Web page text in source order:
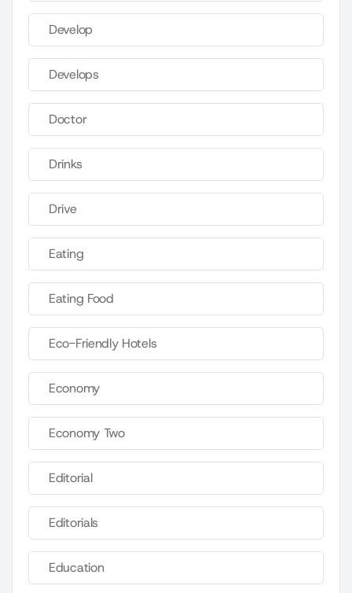
Develop
Develops
Doctor
Drinks
Drive
Eating
Eating Food
Eco-Friendly Hotels
Economy
Economy Two
Editorial
Editorials
Education